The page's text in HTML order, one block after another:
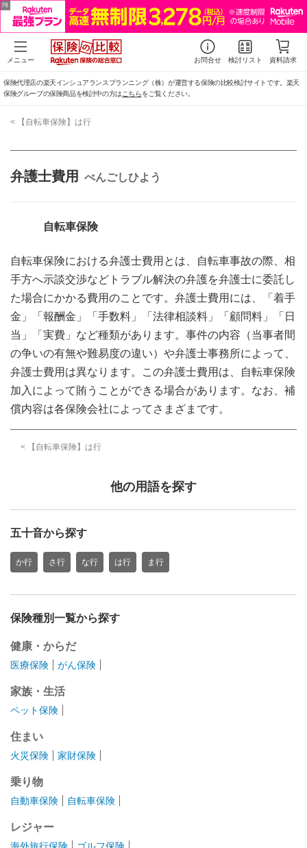
メニュー お問合せ 検討リスト 資料請求
保険代理店の楽天インシュアランスプランニング（株）が運営する保険の比較検討サイトです。楽天
保険グループの保険商品を検討中の方は こちらをご覧ください。
< 【自転車保険】は行
弁護士費用 べんごしひよう
自転車保険
自転車保険における弁護士費用とは、自転車事故の際、相
手方へ示談交渉などトラブル解決の弁護を弁護士に委託し
た場合にかかる費用のことです。弁護士費用には、「着手
金」「報酬金」「手数料」「法律相談料」「顧問料」「日
当」「実費」など種類があります。事件の内容（当事者間
の争いの有無や難易度の違い）や弁護士事務所によって、
弁護士費用は異なります。この弁護士費用は、自転車保険
加入によって賄うことができる場合があります。なお、補
償内容は各保険会社によってさまざまです。
< 【自転車保険】は行
他の用語を探す
五十音から探す
か行 さ行 な行 は行 ま行
保険種別一覧から探す
健康・からだ
医療保険 がん保険
家族・生活
ペット保険
住まい
火災保険 家財保険
乗り物
自動車保険 自転車保険
レジャー
海外旅行保険 ゴルフ保険